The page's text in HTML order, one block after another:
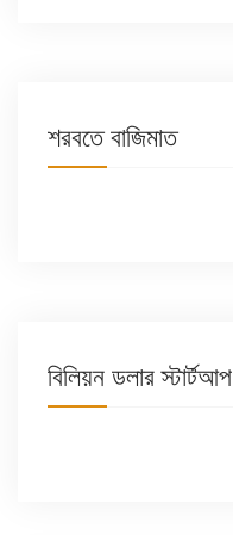
শরবতে বাজিমাত
বিলিয়ন ডলার স্টার্টআপ